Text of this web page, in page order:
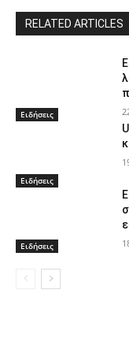
RELATED ARTICLES
Ειδήσεις
Ειδήσεις
Ειδήσεις